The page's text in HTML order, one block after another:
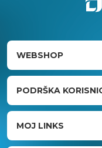
WEBSHOP
PODRŠKA
MOJ LINKS